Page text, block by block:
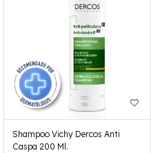
Shampoo Vichy Dercos Anti
Caspa 200 Ml.